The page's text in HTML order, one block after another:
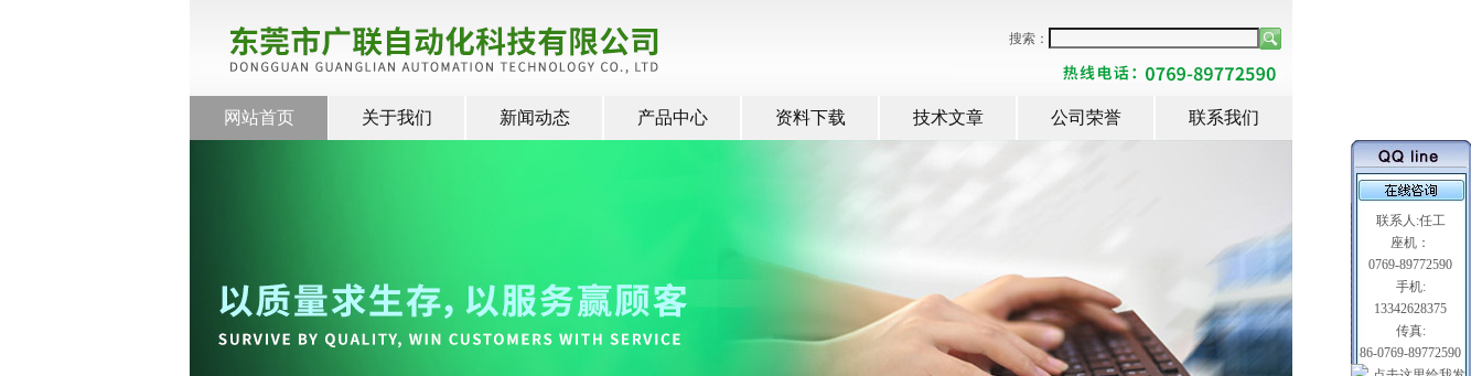
搜索：
网站首页 关于我们 新闻动态 产品中心 资料下载 技术文章 公司荣誉 联系我们
联系人:任工
座机：
0769-89772590
手机:
13342628375
传真:
86-0769-89772590